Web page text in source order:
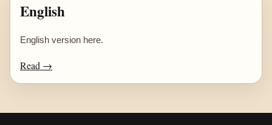
English
English version here.
Read →